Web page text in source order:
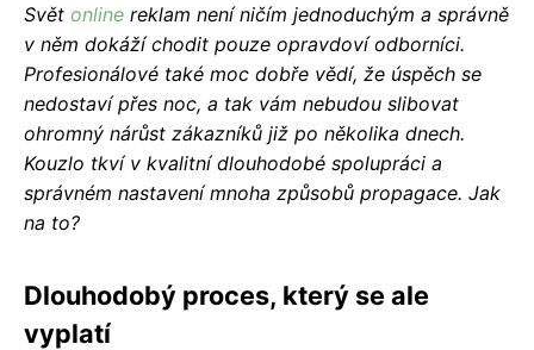
Svět online reklam není ničím jednoduchým a správně
v něm dokáží chodit pouze opravdoví odborníci.
Profesionálové také moc dobře vědí, že úspěch se
nedostaví přes noc, a tak vám nebudou slibovat
ohromný nárůst zákazníků již po několika dnech.
Kouzlo tkví v kvalitní dlouhodobé spolupráci a
správném nastavení mnoha způsobů propagace. Jak
na to?
Dlouhodobý proces, který se ale
vyplatí